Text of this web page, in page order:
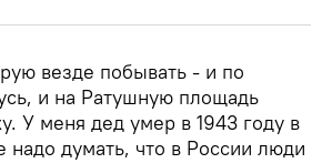
везде побывать - и по
и на Ратушную площадь
У меня дед умер в 1943 году в
надо думать, что в России люди